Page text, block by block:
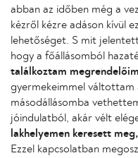
abban az időben még a
kézről kézre adáson kívül
lehetőséget. S mit
hogy a főállásomból
találkoztam
gyermekeimmel váltottam
másodállásomba
jóindulatból, akár vélt
lakhelyemen keresett
Ezzel kapcsolatban